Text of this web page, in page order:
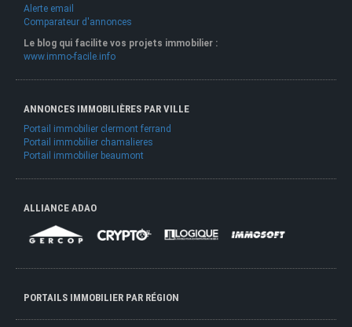
Alerte email
Comparateur d'annonces
Le blog qui facilite vos projets immobilier :
www.immo-facile.info
ANNONCES IMMOBILIÈRES PAR VILLE
Portail immobilier clermont ferrand
Portail immobilier chamalieres
Portail immobilier beaumont
ALLIANCE ADAO
PORTAILS IMMOBILIER PAR RÉGION